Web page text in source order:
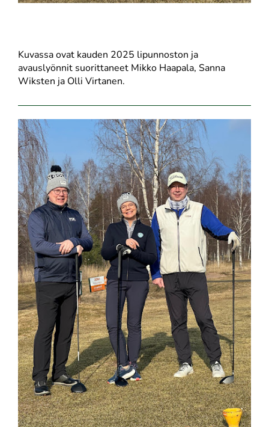
Kuvassa ovat kauden 2025 lipunnoston ja
avauslyönnit suorittaneet Mikko Haapala, Sanna
Wiksten ja Olli Virtanen.